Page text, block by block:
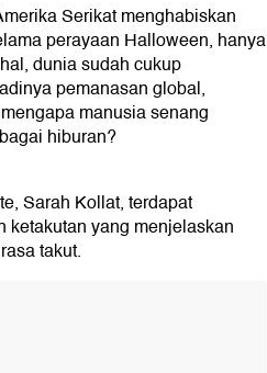
Serikat menghabiskan
perayaan Halloween, hanya
dunia sudah cukup
pemanasan global,
manusia senang
hiburan?
Sarah Kollat, terdapat
ketakutan yang menjelaskan
takut.